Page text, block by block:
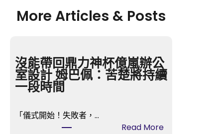
More Articles & Posts
沒能帶回鼎力神杯億嵐辦公
室設計 姆巴佩：苦楚將持續
一段時間
「儀式開始！失敗者，…
Read More: